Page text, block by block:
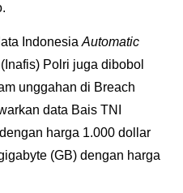
IndonesiaAutomatic
(Inafis) Polri juga dibobol
unggahan di Breach
data Bais TNI
harga 1.000 dollar
(GB) dengan harga